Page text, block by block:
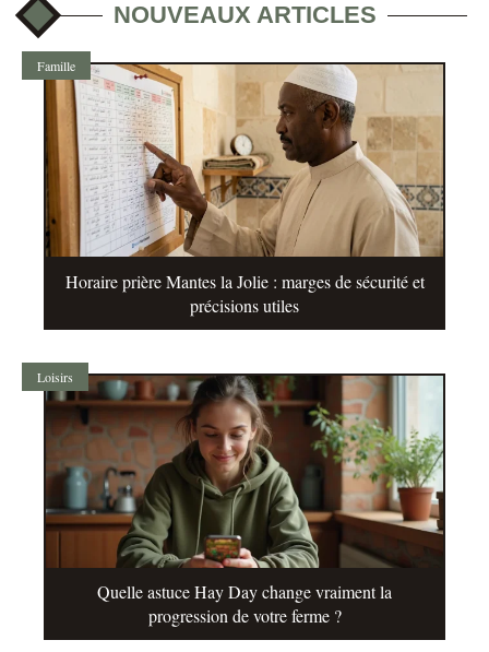
NOUVEAUX ARTICLES
Famille
Horaire prière Mantes la Jolie : marges de sécurité et
précisions utiles
Loisirs
Quelle astuce Hay Day change vraiment la
progression de votre ferme ?